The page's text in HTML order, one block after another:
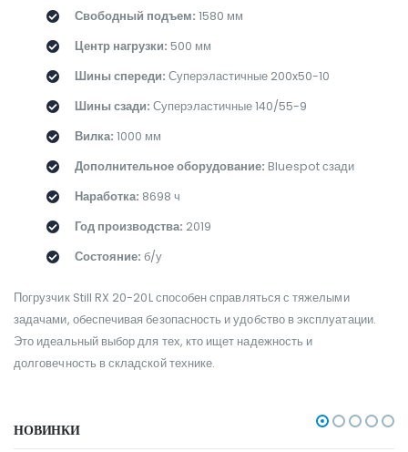
Свободный подъем: 1580 мм
Центр нагрузки: 500 мм
Шины спереди: Суперэластичные 200x50-10
Шины сзади: Суперэластичные 140/55-9
Вилка: 1000 мм
Дополнительное оборудование: Bluespot сзади
Наработка: 8698 ч
Год производства: 2019
Состояние: б/у
Погрузчик Still RX 20-20L способен справляться с тяжелыми
задачами, обеспечивая безопасность и удобство в эксплуатации.
Это идеальный выбор для тех, кто ищет надежность и
долговечность в складской технике.
НОВИНКИ